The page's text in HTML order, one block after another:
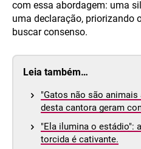
com essa abordagem: uma
uma declaração, priorizando
buscar consenso.
Leia também…
"Gatos não são
desta cantora geram
"Ela ilumina o estádio":
torcida é cativante.